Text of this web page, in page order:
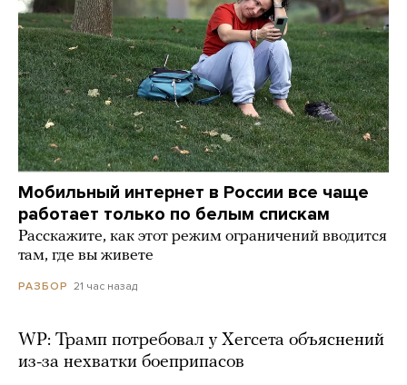
Мобильный интернет в России все чаще
работает только по белым спискам
Расскажите, как этот режим ограничений вводится
там, где вы живете
РАЗБОР 21 час назад
WP: Трамп потребовал у Хегсета объяснений
из-за нехватки боеприпасов